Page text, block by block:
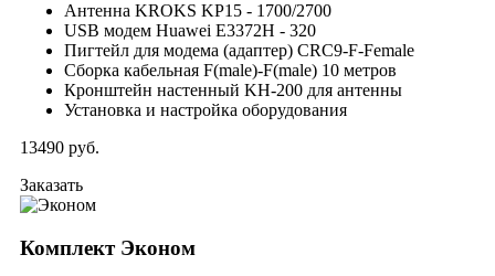
Антенна KROKS KP15 - 1700/2700
USB модем Huawei E3372H - 320
Пигтейл для модема (адаптер) CRC9-F-Female
Сборка кабельная F(male)-F(male) 10 метров
Кронштейн настенный KH-200 для антенны
Установка и настройка оборудования
13490 руб.
Заказать
Комплект Эконом